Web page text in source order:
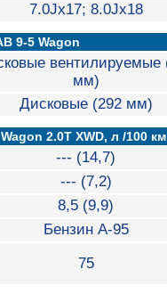
7.0Jx17; 8.0Jx18
9-5 Wagon
вентилируемые
мм)
Дисковые (292 мм)
2.0T XWD, л /100 км
--- (14,7)
--- (7,2)
8,5 (9,9)
Бензин А-95
75